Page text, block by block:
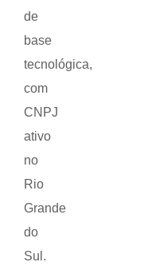
de
base
tecnológica,
com
CNPJ
ativo
no
Rio
Grande
do
Sul.